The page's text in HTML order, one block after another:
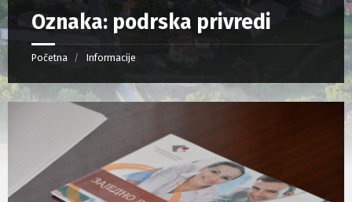
Oznaka: podrska privredi
Početna Informacije